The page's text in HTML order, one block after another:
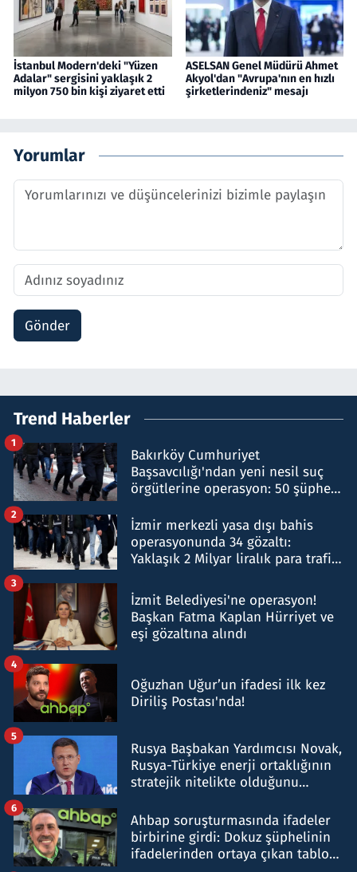
İstanbul Modern'deki "Yüzen
Adalar" sergisini yaklaşık 2
milyon 750 bin kişi ziyaret etti
ASELSAN Genel Müdürü Ahmet
Akyol'dan "Avrupa'nın en hızlı
şirketlerindeniz" mesajı
Yorumlar
Gönder
Trend Haberler
Bakırköy Cumhuriyet
Başsavcılığı'ndan yeni nesil suç
örgütlerine operasyon: 50 şüpheli
1
İzmir merkezli yasa dışı bahis
operasyonunda 34 gözaltı:
Yaklaşık 2 Milyar liralık para trafiği
2
İzmit Belediyesi'ne operasyon!
Başkan Fatma Kaplan Hürriyet ve
eşi gözaltına alındı
3
Oğuzhan Uğur’un ifadesi ilk kez
Diriliş Postası'nda!
4
Rusya Başbakan Yardımcısı Novak,
Rusya-Türkiye enerji ortaklığının
stratejik nitelikte olduğunu
5
Ahbap soruşturmasında ifadeler
birbirine girdi: Dokuz şüphelinin
ifadelerinden ortaya çıkan tablo
6